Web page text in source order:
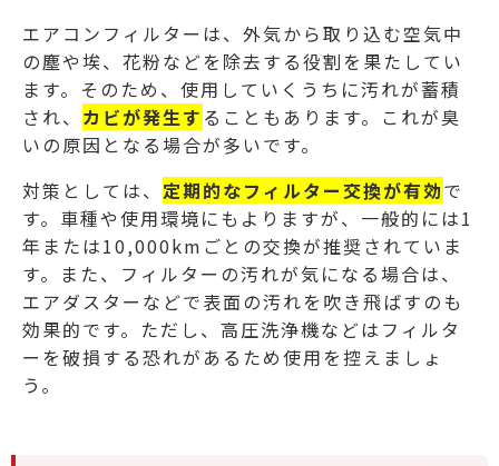
エアコンフィルターは、外気から取り込む空気中
の塵や埃、花粉などを除去する役割を果たしてい
ます。そのため、使用していくうちに汚れが蓄積
され、 カビが発生す ることもあります。これが臭
いの原因となる場合が多いです。
対策としては、 定期的なフィルター交換が有効で
す。車種や使用環境にもよりますが、一般的には1
年または10,000kmごとの交換が推奨されていま
す。また、フィルターの汚れが気になる場合は、
エアダスターなどで表面の汚れを吹き飛ばすのも
効果的です。ただし、高圧洗浄機などはフィルタ
ーを破損する恐れがあるため使用を控えましょ
う。